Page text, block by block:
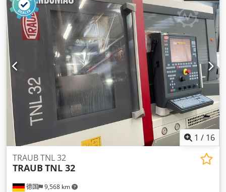
1 / 16
德国 9,568 km
TRAUB TNL 32
TRAUB TNL 32